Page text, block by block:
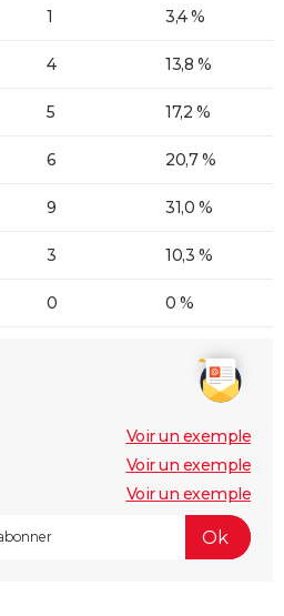
1 3,4 %
4 13,8 %
5 17,2 %
6 20,7 %
9 31,0 %
3 10,3 %
0 0 %
Voir un exemple
Voir un exemple
Voir un exemple